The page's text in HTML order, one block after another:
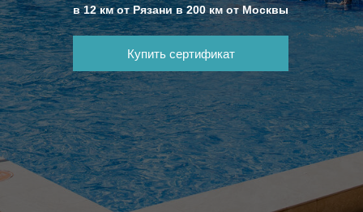
в 12 км от Рязани в 200 км от Москвы
Купить сертификат